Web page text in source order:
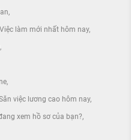
Việc làm mới nhất hôm nay
việc lương cao hôm nay
xem hồ sơ của bạn?